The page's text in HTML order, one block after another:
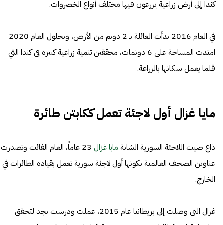
كندا إلى أرض زراعية يزرعون فيها مختلف أنواع الخضروات.
في العام 2016 بدأت العائلة بـ 2 دونم من الأرض، وبحلول العام 2020
امتدت المساحة على 6 دونمات، محققين تنمية زراعية كبيرة في كندا التي
قلما يعمل سكانها بالزراعة.
مايا غزال أول لاجئة تعمل ككابتن طائرة
ذاع صيت اللاجئة السورية الشابة مايا غزال
23 عاماً، العام الفائت وتصدرت
عناوين الصحف العالمية بكونها أول لاجئة سورية تعمل بقيادة الطائرات في
الخارج.
غزال التي وصلت إلى بريطانيا عام 2015، عملت ودرست بجد لتحقق